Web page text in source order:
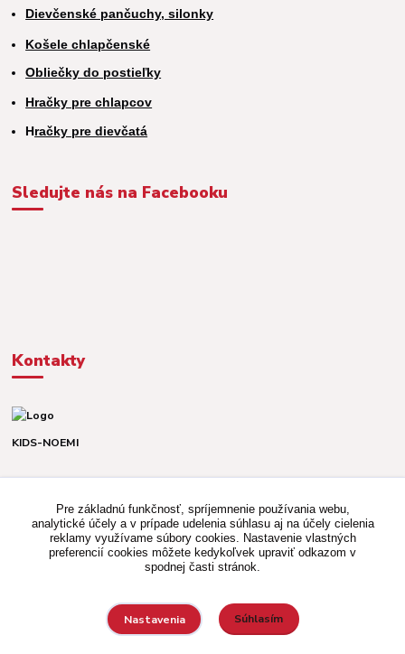
Dievčenské pančuchy, silonky
Košele chlapčenské
Obliečky do postieľky
Hračky pre chlapcov
Hračky pre dievčatá
Sledujte nás na Facebooku
Kontakty
KIDS-NOEMI
(Po-Pia, 8-16 hod.)
kidsnoemi.shop@gmail.com
Pre základnú funkčnosť, spríjemnenie používania webu,
analytické účely a v prípade udelenia súhlasu aj na účely cielenia
reklamy využívame súbory cookies. Nastavenie vlastných
preferencií cookies môžete kedykoľvek upraviť odkazom v
spodnej časti stránok.
Nastavenia Súhlasím